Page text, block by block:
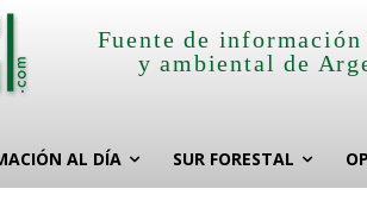
Fuente de
y ambiental de
AL DÍA SUR FORESTAL